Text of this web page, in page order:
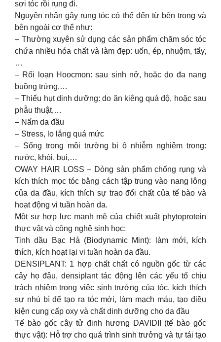
sợi tóc rồi rụng đi.
Nguyên nhân gây rụng tóc có thể đến từ bên trong và
bên ngoài cơ thể như:
– Thường xuyên sử dụng các sản phẩm chăm sóc tóc
chứa nhiều hóa chất và làm đẹp: uốn, ép, nhuộm, tẩy,
…
– Rối loạn Hoocmon: sau sinh nở, hoặc do đa nang
buồng trứng,…
– Thiếu hụt dinh dưỡng: do ăn kiêng quá độ, hoặc sau
phẫu thuật,…
– Nấm da đầu
– Stress, lo lắng quá mức
– Sống trong môi trường bị ô nhiễm nghiêm trọng:
nước, khói, bụi,…
OWAY HAIR LOSS – Dòng sản phẩm chống rụng và
kích thích mọc tóc bằng cách tập trung vào nang lông
của da đầu, kích thích sự trao đổi chất của tế bào và
hoạt động vi tuần hoàn da.
Một sự hợp lực mạnh mẽ của chiết xuất phytoprotein
thực vật và công nghệ sinh học:
Tinh dầu Bạc Hà (Biodynamic Mint): làm mới, kích
thích, kích hoạt lại vi tuần hoàn da đầu.
DENSIPLANT: 1 hợp chất chất có nguồn gốc từ các
cây họ đậu, densiplant tác động lên các yếu tố chịu
trách nhiệm trong việc sinh trưởng của tóc, kích thích
sự nhú bì để tạo ra tóc mới, làm mạch máu, tạo điều
kiện cung cấp oxy và chất dinh dưỡng cho da đầu
Tế bào gốc cây tử đinh hương DAVIDII (tế bào gốc
thực vật): Hỗ trợ cho quá trình sinh trưởng và tự tái tạo